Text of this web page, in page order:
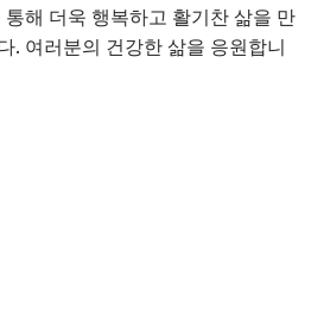
해 더욱 행복하고 활기찬 삶을 만
. 여러분의 건강한 삶을 응원합니